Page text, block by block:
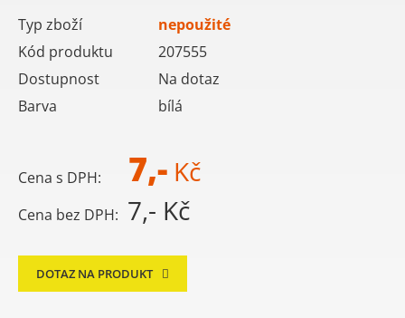
Typ zboží
nepoužité
Kód produktu
207555
Dostupnost
Na dotaz
Barva
bílá
Cena s DPH: 7,- Kč
Cena bez DPH: 7,- Kč
DOTAZ NA PRODUKT